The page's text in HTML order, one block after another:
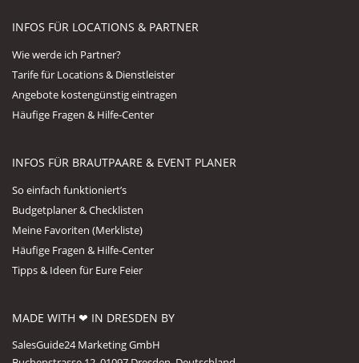
INFOS FÜR LOCATIONS & PARTNER
Wie werde ich Partner?
Tarife für Locations & Dienstleister
Angebote kostengünstig eintragen
Häufige Fragen & Hilfe-Center
INFOS FÜR BRAUTPAARE & EVENT PLANER
So einfach funktioniert’s
Budgetplaner & Checklisten
Meine Favoriten (Merkliste)
Häufige Fragen & Hilfe-Center
Tipps & Ideen für Eure Feier
MADE WITH ❤ IN DRESDEN BY
SalesGuide24 Marketing GmbH